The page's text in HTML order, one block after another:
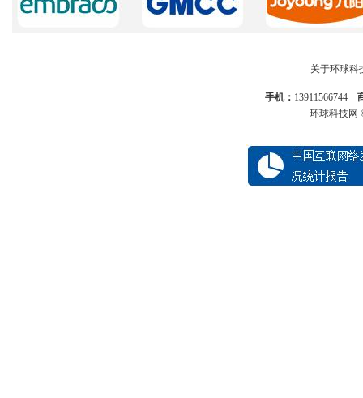
关于环球科
手机： 13911566744
环球科技网